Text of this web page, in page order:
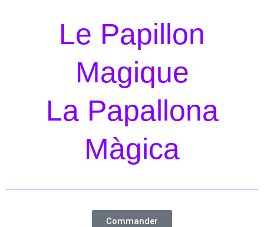
Le Papillon
Magique
La Papallona
Màgica
Commander